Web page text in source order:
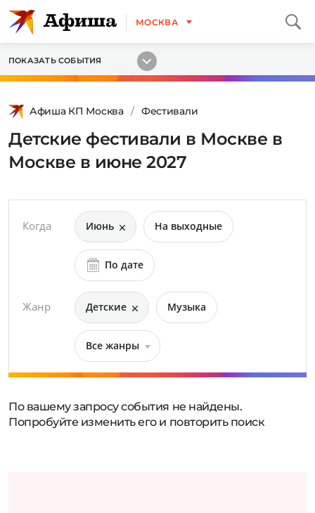
МОСКВА
ПОКАЗАТЬ СОБЫТИЯ
Афиша КП Москва Фестивали
Детские фестивали в Москве в
Москве в июне 2027
Когда Июнь На выходные
По дате
Жанр Детские Музыка
Все жанры
По вашему запросу события не найдены.
Попробуйте изменить его и повторить поиск